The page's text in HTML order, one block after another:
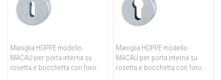
Maniglia HOPPE modello
MACAU per porta interna su
rosetta e bocchetta con foro
Maniglia HOPPE modello
MACAU per porta interna su
rosetta e bocchetta con foro